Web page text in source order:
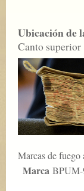
Ubicación de
Canto superior
Marcas de fuego
Marca